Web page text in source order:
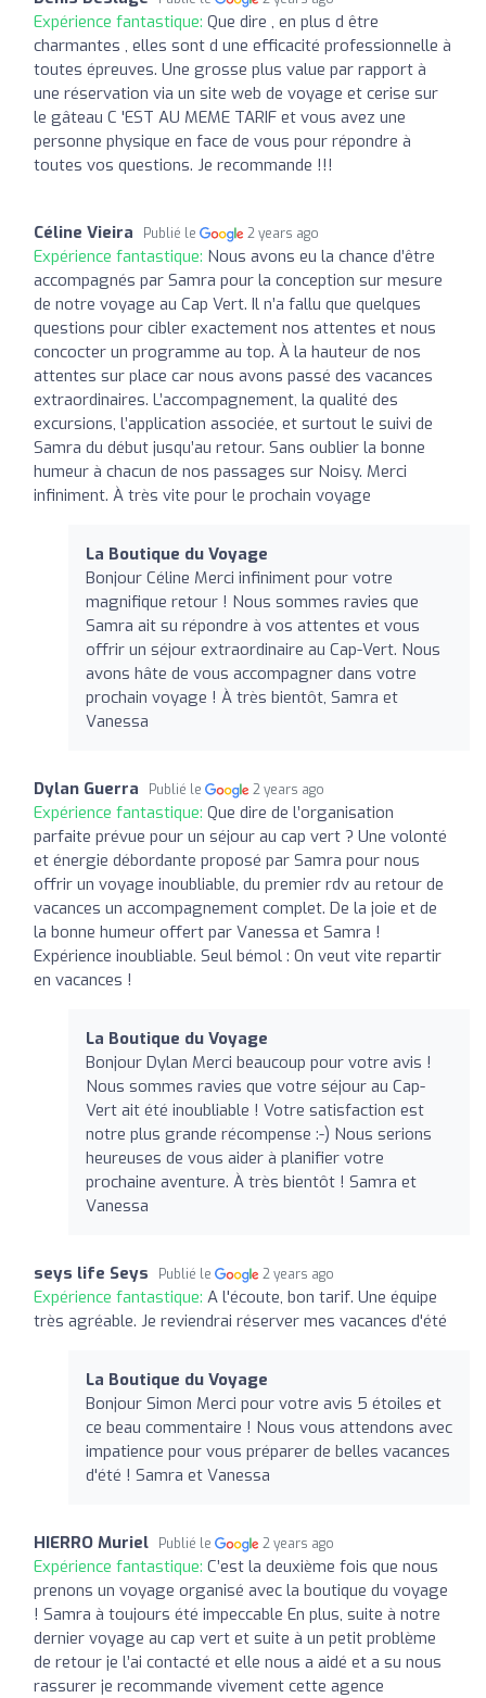
Expérience fantastique: Que dire , en plus d être
charmantes , elles sont d une efficacité professionnelle à
toutes épreuves. Une grosse plus value par rapport à
une réservation via un site web de voyage et cerise sur
le gâteau C 'EST AU MEME TARIF et vous avez une
personne physique en face de vous pour répondre à
toutes vos questions. Je recommande !!!
Céline Vieira Publié le 2 years ago
Expérience fantastique: Nous avons eu la chance d’être
accompagnés par Samra pour la conception sur mesure
de notre voyage au Cap Vert. Il n’a fallu que quelques
questions pour cibler exactement nos attentes et nous
concocter un programme au top. À la hauteur de nos
attentes sur place car nous avons passé des vacances
extraordinaires. L’accompagnement, la qualité des
excursions, l’application associée, et surtout le suivi de
Samra du début jusqu’au retour. Sans oublier la bonne
humeur à chacun de nos passages sur Noisy. Merci
infiniment. À très vite pour le prochain voyage
La Boutique du Voyage
Bonjour Céline Merci infiniment pour votre
magnifique retour ! Nous sommes ravies que
Samra ait su répondre à vos attentes et vous
offrir un séjour extraordinaire au Cap-Vert. Nous
avons hâte de vous accompagner dans votre
prochain voyage ! À très bientôt, Samra et
Vanessa
Dylan Guerra Publié le 2 years ago
Expérience fantastique: Que dire de l’organisation
parfaite prévue pour un séjour au cap vert ? Une volonté
et énergie débordante proposé par Samra pour nous
offrir un voyage inoubliable, du premier rdv au retour de
vacances un accompagnement complet. De la joie et de
la bonne humeur offert par Vanessa et Samra !
Expérience inoubliable. Seul bémol : On veut vite repartir
en vacances !
La Boutique du Voyage
Bonjour Dylan Merci beaucoup pour votre avis !
Nous sommes ravies que votre séjour au Cap-
Vert ait été inoubliable ! Votre satisfaction est
notre plus grande récompense :-) Nous serions
heureuses de vous aider à planifier votre
prochaine aventure. À très bientôt ! Samra et
Vanessa
seys life Seys Publié le 2 years ago
Expérience fantastique: A l'écoute, bon tarif. Une équipe
très agréable. Je reviendrai réserver mes vacances d'été
La Boutique du Voyage
Bonjour Simon Merci pour votre avis 5 étoiles et
ce beau commentaire ! Nous vous attendons avec
impatience pour vous préparer de belles vacances
d'été ! Samra et Vanessa
HIERRO Muriel Publié le 2 years ago
Expérience fantastique: C’est la deuxième fois que nous
prenons un voyage organisé avec la boutique du voyage
! Samra à toujours été impeccable En plus, suite à notre
dernier voyage au cap vert et suite à un petit problème
de retour je l’ai contacté et elle nous a aidé et a su nous
rassurer je recommande vivement cette agence